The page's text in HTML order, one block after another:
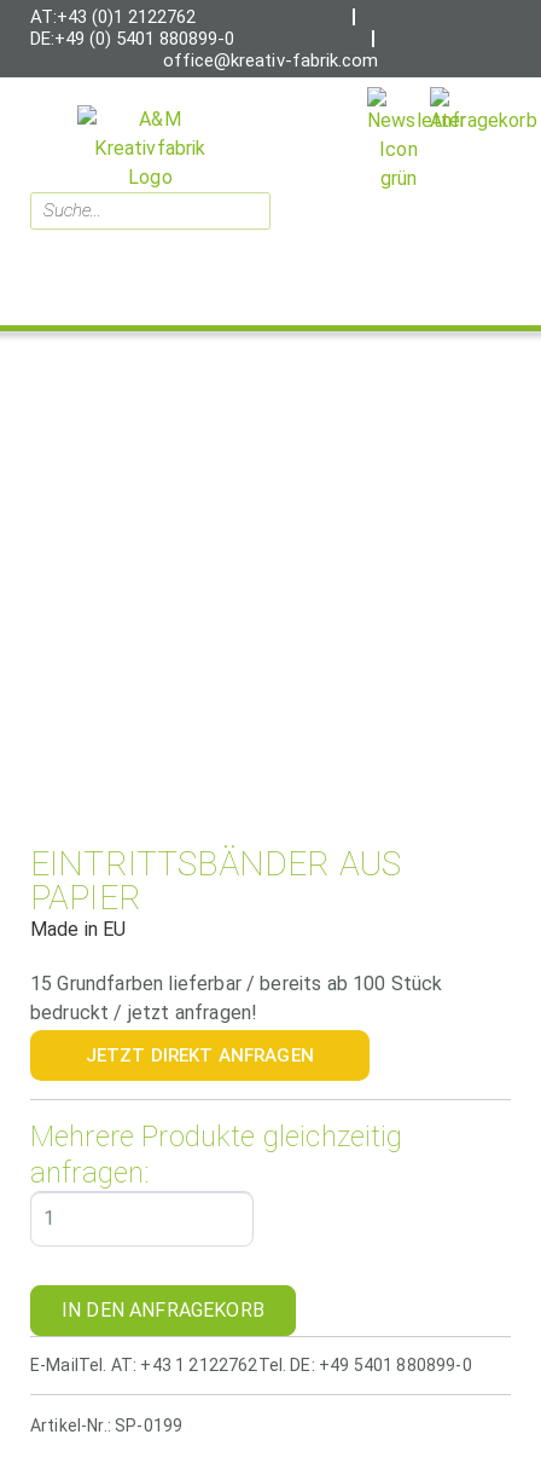
AT:+43 (0)1 2122762
DE:+49 (0) 5401 880899-0
office@kreativ-fabrik.com
EINTRITTSBÄNDER AUS
PAPIER
Made in EU
15 Grundfarben lieferbar / bereits ab 100 Stück
bedruckt / jetzt anfragen!
JETZT DIREKT ANFRAGEN
Mehrere Produkte gleichzeitig
anfragen:
IN DEN ANFRAGEKORB
E-MailTel. AT: +43 1 2122762Tel. DE: +49 5401 880899-0
Artikel-Nr.: SP-0199